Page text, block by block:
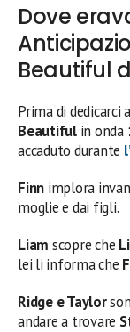
Dove
Beautiful
Prima di dedicarci
Beautiful in onda
accaduto durante
Finn implora
moglie e dai figli.
Liam scopre che Li
lei li informa che
Ridge e Taylor
andare a trovare